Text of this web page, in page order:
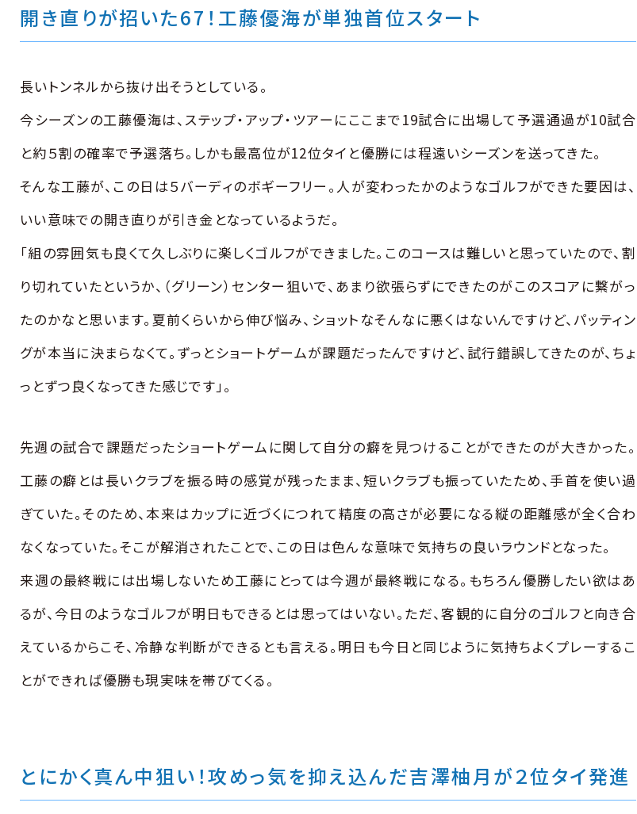
開き直りが招いた67！工藤優海が単独首位スタート
長いトンネルから抜け出そうとしている。
今シーズンの工藤優海は、ステップ・アップ・ツアーにここまで19試合に出場して予選通過が10試合
と約５割の確率で予選落ち。しかも最高位が12位タイと優勝には程遠いシーズンを送ってきた。
そんな工藤が、この日は５バーディのボギーフリー。人が変わったかのようなゴルフができた要因は、
いい意味での開き直りが引き金となっているようだ。
「組の雰囲気も良くて久しぶりに楽しくゴルフができました。このコースは難しいと思っていたので、割
り切れていたというか、（グリーン）センター狙いで、あまり欲張らずにできたのがこのスコアに繋がっ
たのかなと思います。夏前くらいから伸び悩み、ショットなそんなに悪くはないんですけど、パッティン
グが本当に決まらなくて。ずっとショートゲームが課題だったんですけど、試行錯誤してきたのが、ちょ
っとずつ良くなってきた感じです」。
先週の試合で課題だったショートゲームに関して自分の癖を見つけることができたのが大きかった。
工藤の癖とは長いクラブを振る時の感覚が残ったまま、短いクラブも振っていたため、手首を使い過
ぎていた。そのため、本来はカップに近づくにつれて精度の高さが必要になる縦の距離感が全く合わ
なくなっていた。そこが解消されたことで、この日は色んな意味で気持ちの良いラウンドとなった。
来週の最終戦には出場しないため工藤にとっては今週が最終戦になる。もちろん優勝したい欲はあ
るが、今日のようなゴルフが明日もできるとは思ってはいない。ただ、客観的に自分のゴルフと向き合
えているからこそ、冷静な判断ができるとも言える。明日も今日と同じように気持ちよくプレーするこ
とができれば優勝も現実味を帯びてくる。
とにかく真ん中狙い！攻めっ気を抑え込んだ吉澤柚月が２位タイ発進